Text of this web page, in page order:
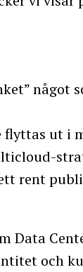
något
ut i
rent
Data
och